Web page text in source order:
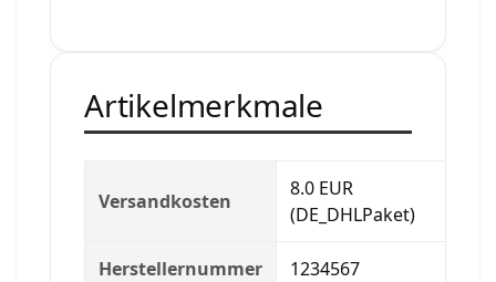
Artikelmerkmale
Versandkosten
8.0 EUR
(DE_DHLPaket)
Herstellernummer 1234567